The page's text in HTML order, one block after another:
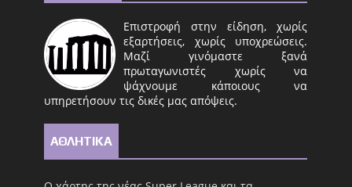
Επιστροφή στην είδηση, χωρίς
εξαρτήσεις, χωρίς υποχρεώσεις.
Μαζί γινόμαστε ξανά
πρωταγωνιστές χωρίς να
ψάχνουμε κάποιους να
υπηρετήσουν τις δικές μας απόψεις.
ΑΘΛΗΤΙΚΑ